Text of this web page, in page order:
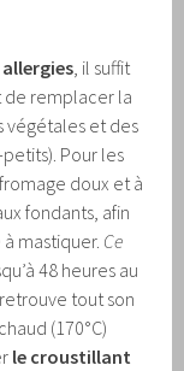
, il suffit
de remplacer la
végétales et des
Pour les
doux et à
fondants, afin
mastiquer. Ce
48 heures au
tout son
(170°C)
le croustillant